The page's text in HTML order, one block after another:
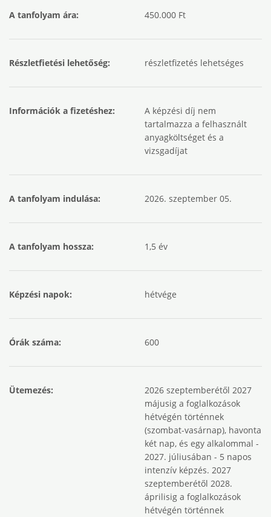
A tanfolyam ára: 450.000 Ft
Részletfietési lehetőség: részletfizetés lehetséges
Információk a fizetéshez:
A képzési díj nem
tartalmazza a felhasznált
anyagköltséget és a
vizsgadíjat
A tanfolyam indulása: 2026. szeptember 05.
A tanfolyam hossza: 1,5 év
Képzési napok: hétvége
Órák száma: 600
Ütemezés:
2026 szeptemberétől 2027
májusig a foglalkozások
hétvégén történnek
(szombat-vasárnap), havonta
két nap, és egy alkalommal -
2027. júliusában - 5 napos
intenzív képzés. 2027
szeptemberétől 2028.
áprilisig a foglalkozások
hétvégén történnek